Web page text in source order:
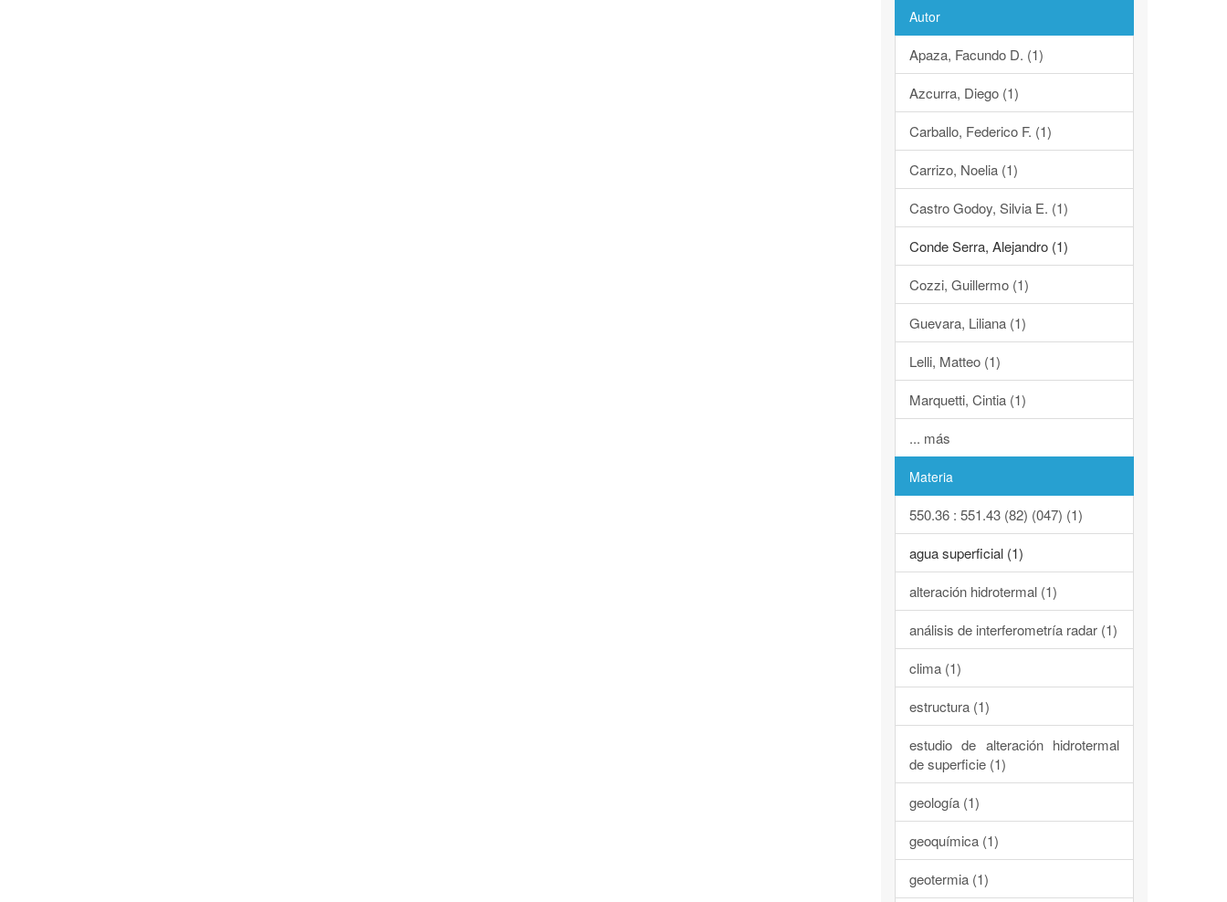
Autor
Apaza, Facundo D. (1)
Azcurra, Diego (1)
Carballo, Federico F. (1)
Carrizo, Noelia (1)
Castro Godoy, Silvia E. (1)
Conde Serra, Alejandro (1)
Cozzi, Guillermo (1)
Guevara, Liliana (1)
Lelli, Matteo (1)
Marquetti, Cintia (1)
... más
Materia
550.36 : 551.43 (82) (047) (1)
agua superficial (1)
alteración hidrotermal (1)
análisis de interferometría radar (1)
clima (1)
estructura (1)
estudio de alteración hidrotermal
de superficie (1)
geología (1)
geoquímica (1)
geotermia (1)